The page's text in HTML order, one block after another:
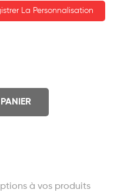
La Personnalisation
à vos produits